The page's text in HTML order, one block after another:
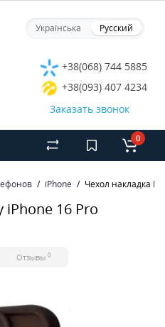
Українська Русский
+38(068) 744 5885
+38(093) 407 4234
Заказать звонок
0
iPhone Чехол накладка
iPhone 16 Pro
Отзывы 0